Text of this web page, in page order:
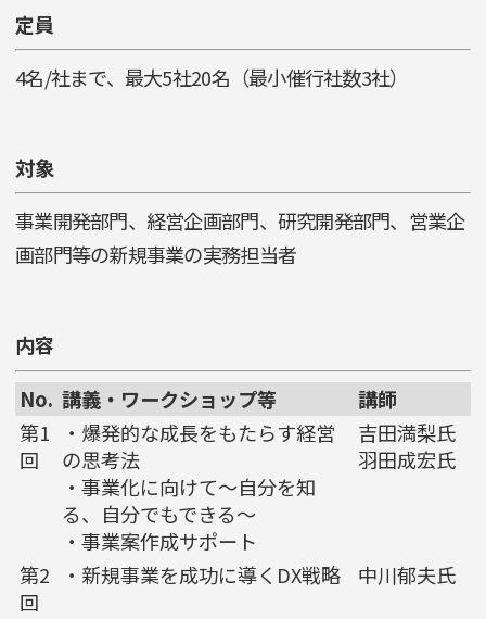
定員
4名/社まで、最大5社20名（最小催行社数3社）
対象
事業開発部門、経営企画部門、研究開発部門、営業企
画部門等の新規事業の実務担当者
内容
No. 講義・ワークショップ等
講師
第1
回
・爆発的な成長をもたらす経営
の思考法
・事業化に向けて〜自分を知
る、自分でもできる〜
・事業案作成サポート
吉田満梨氏
羽田成宏氏
第2
回
・新規事業を成功に導くDX戦略 中川郁夫氏